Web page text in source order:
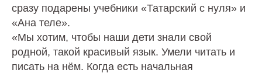
сразу подарены учебники «Татарский с нуля» и
«Ана теле».
«Мы хотим, чтобы наши дети знали свой
родной, такой красивый язык. Умели читать и
писать на нём. Когда есть начальная